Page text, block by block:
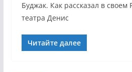
Буджак. Как рассказал в своем
театра Денис
Читайте далее